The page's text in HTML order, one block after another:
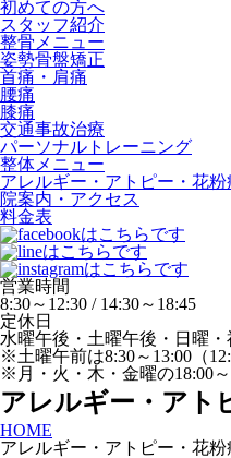
初めての方へ
スタッフ紹介
整骨メニュー
姿勢骨盤矯正
首痛・肩痛
腰痛
膝痛
交通事故治療
パーソナルトレーニング
整体メニュー
アレルギー・アトピー・花粉
院案内・アクセス
料金表
営業時間
8:30～12:30 / 14:30～18:45
定休日
水曜午後・土曜午後・日曜・
※土曜午前は8:30～13:00（
※月・火・木・金曜の18:00
アレルギー・アト
HOME
アレルギー・アトピー・花粉